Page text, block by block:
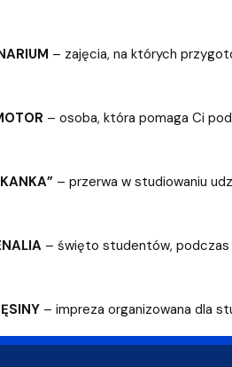
– zajęcia, na których
– osoba, która pomaga Ci
– przerwa w studiowaniu
– święto studentów, podczas
– impreza organizowana dla